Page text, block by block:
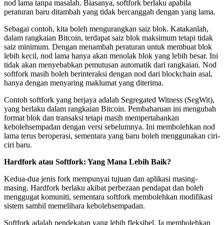
nod lama tanpa masalah. Biasanya, softfork berlaku apabila
peraturan baru ditambah yang tidak bercanggah dengan yang lama.
Sebagai contoh, kita boleh mengurangkan saiz blok. Katakanlah,
dalam rangkaian Bitcoin, terdapat saiz blok maksimum tetapi tidak
saiz minimum. Dengan menambah peraturan untuk membuat blok
lebih kecil, nod lama hanya akan menolak blok yang lebih besar. Ini
tidak akan menyebabkan pemutusan automatik dari rangkaian. Nod
softfork masih boleh berinteraksi dengan nod dari blockchain asal,
hanya dengan menyaring maklumat yang diterima.
Contoh softfork yang berjaya adalah Segregated Witness (SegWit),
yang berlaku dalam rangkaian Bitcoin. Pembaharuan ini mengubah
format blok dan transaksi tetapi masih mempertahankan
kebolehsempadan dengan versi sebelumnya. Ini membolehkan nod
lama terus beroperasi, sementara yang baru boleh menggunakan ciri-
ciri baru.
Hardfork atau Softfork: Yang Mana Lebih Baik?
Kedua-dua jenis fork mempunyai tujuan dan aplikasi masing-
masing. Hardfork berlaku akibat perbezaan pendapat dan boleh
menggugat komuniti, sementara softfork membolehkan modifikasi
sistem sambil memelihara kebolehsempadan.
Softfork adalah pendekatan yang lebih fleksibel. Ia membolehkan